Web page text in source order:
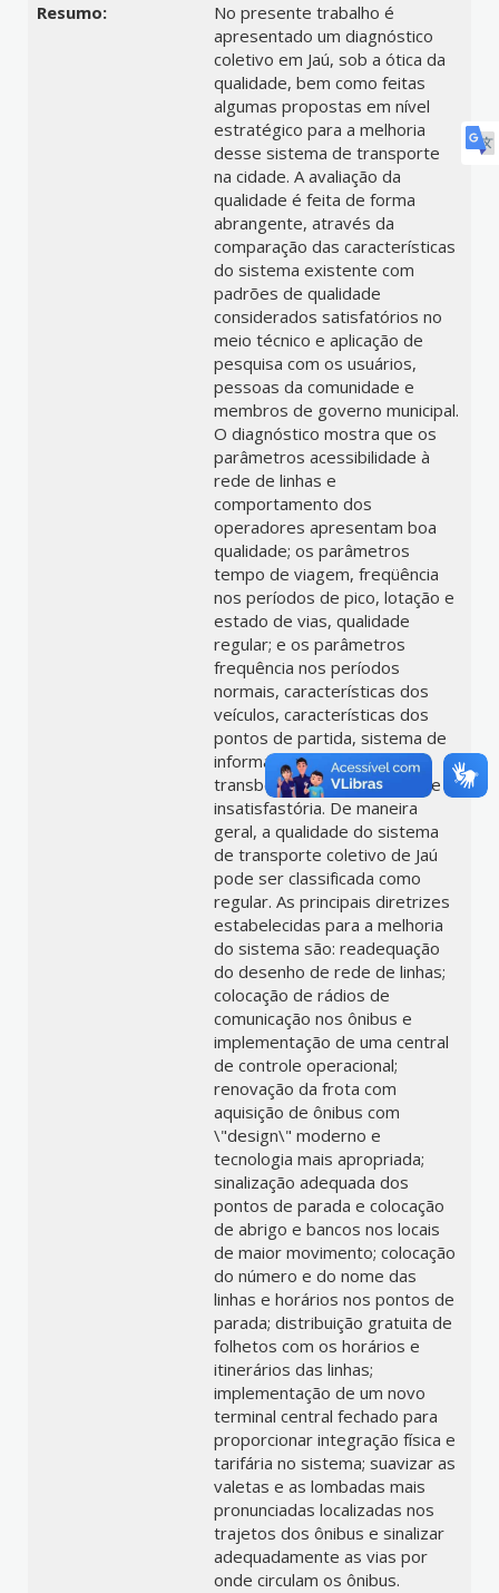
Resumo:
No presente trabalho é
apresentado um diagnóstico
coletivo em Jaú, sob a ótica da
qualidade, bem como feitas
algumas propostas em nível
estratégico para a melhoria
desse sistema de transporte
na cidade. A avaliação da
qualidade é feita de forma
abrangente, através da
comparação das características
do sistema existente com
padrões de qualidade
considerados satisfatórios no
meio técnico e aplicação de
pesquisa com os usuários,
pessoas da comunidade e
membros de governo municipal.
O diagnóstico mostra que os
parâmetros acessibilidade à
rede de linhas e
comportamento dos
operadores apresentam boa
qualidade; os parâmetros
tempo de viagem, freqüência
nos períodos de pico, lotação e
estado de vias, qualidade
regular; e os parâmetros
frequência nos períodos
normais, características dos
veículos, características dos
pontos de partida, sistema de
informação aos usuários e
transbordabilidade, qualidade
insatisfastória. De maneira
geral, a qualidade do sistema
de transporte coletivo de Jaú
pode ser classificada como
regular. As principais diretrizes
estabelecidas para a melhoria
do sistema são: readequação
do desenho de rede de linhas;
colocação de rádios de
comunicação nos ônibus e
implementação de uma central
de controle operacional;
renovação da frota com
aquisição de ônibus com
\"design\" moderno e
tecnologia mais apropriada;
sinalização adequada dos
pontos de parada e colocação
de abrigo e bancos nos locais
de maior movimento; colocação
do número e do nome das
linhas e horários nos pontos de
parada; distribuição gratuita de
folhetos com os horários e
itinerários das linhas;
implementação de um novo
terminal central fechado para
proporcionar integração física e
tarifária no sistema; suavizar as
valetas e as lombadas mais
pronunciadas localizadas nos
trajetos dos ônibus e sinalizar
adequadamente as vias por
onde circulam os ônibus.